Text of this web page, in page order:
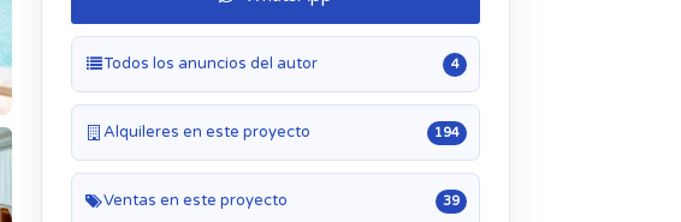
Todos los anuncios del autor 4
Alquileres en este proyecto 194
Ventas en este proyecto 39